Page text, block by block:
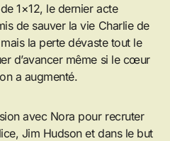
1×12, le dernier acte
de sauver la vie Charlie de
la perte dévaste tout le
d’avancer même si le cœur
a augmenté.
avec Nora pour recruter
Jim Hudson et dans le but